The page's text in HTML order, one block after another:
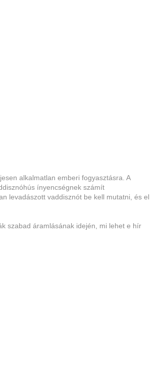
alkalmatlan emberi fogyasztásra. A
ínyencségnek számít
levadászott vaddisznót be kell mutatni, és el
szabad áramlásának idején, mi lehet e hír